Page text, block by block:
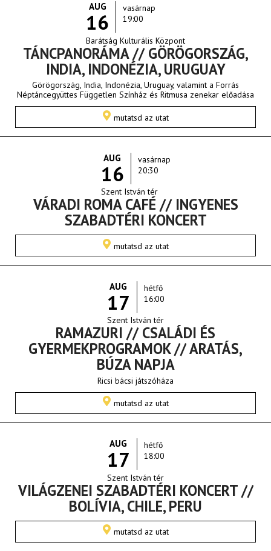
AUG
16
vasárnap
19:00
Barátság Kulturális Központ
TÁNCPANORÁMA // GÖRÖGORSZÁG,
INDIA, INDONÉZIA, URUGUAY
Görögország, India, Indonézia, Uruguay, valamint a Forrás
Néptáncegyüttes Független Színház és Ritmusa zenekar előadása
mutatsd az utat
AUG
16
vasárnap
20:30
Szent István tér
VÁRADI ROMA CAFÉ // INGYENES
SZABADTÉRI KONCERT
mutatsd az utat
AUG
17
hétfő
16:00
Szent István tér
RAMAZURI // CSALÁDI ÉS
GYERMEKPROGRAMOK // ARATÁS,
BÚZA NAPJA
Ricsi bácsi játszóháza
mutatsd az utat
AUG
17
hétfő
18:00
Szent István tér
VILÁGZENEI SZABADTÉRI KONCERT //
BOLÍVIA, CHILE, PERU
mutatsd az utat